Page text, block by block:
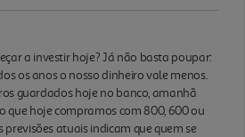
a investir hoje? Já não basta poupar:
os anos o nosso dinheiro vale menos.
guardados hoje no banco, amanhã
que hoje compramos com 800, 600 ou
previsões atuais indicam que quem se